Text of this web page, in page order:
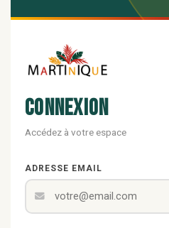
Connexion
Accédez à votre espace
ADRESSE EMAIL